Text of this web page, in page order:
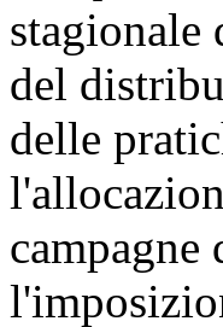
stagionale
del
delle